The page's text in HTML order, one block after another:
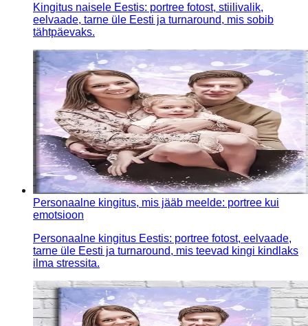
Kingitus naisele Eestis: portree fotost, stiilivalik,
eelvaade, tarne üle Eesti ja turnaround, mis sobib
tähtpäevaks.
Personaalne kingitus, mis jääb meelde: portree kui
emotsioon
Personaalne kingitus Eestis: portree fotost, eelvaade,
tarne üle Eesti ja turnaround, mis teevad kingi kindlaks
ilma stressita.